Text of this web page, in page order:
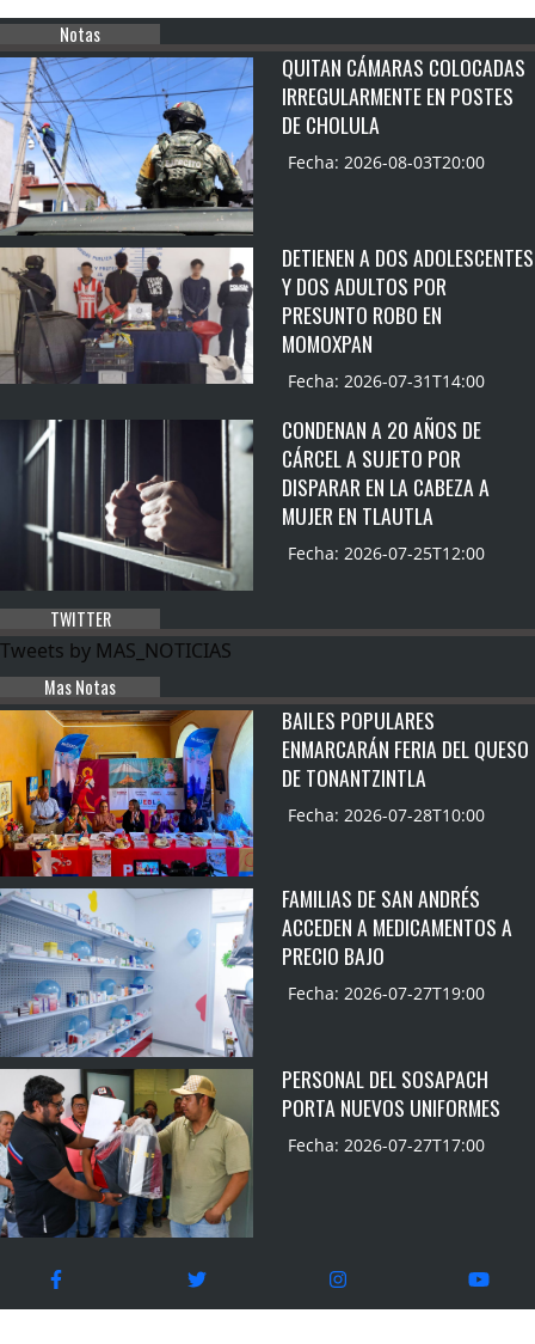
Notas
QUITAN CÁMARAS COLOCADAS
IRREGULARMENTE EN POSTES
DE CHOLULA
Fecha: 2026-08-03T20:00
DETIENEN A DOS ADOLESCENTES
Y DOS ADULTOS POR
PRESUNTO ROBO EN
MOMOXPAN
Fecha: 2026-07-31T14:00
CONDENAN A 20 AÑOS DE
CÁRCEL A SUJETO POR
DISPARAR EN LA CABEZA A
MUJER EN TLAUTLA
Fecha: 2026-07-25T12:00
TWITTER
Tweets by MAS_NOTICIAS
Mas Notas
BAILES POPULARES
ENMARCARÁN FERIA DEL QUESO
DE TONANTZINTLA
Fecha: 2026-07-28T10:00
FAMILIAS DE SAN ANDRÉS
ACCEDEN A MEDICAMENTOS A
PRECIO BAJO
Fecha: 2026-07-27T19:00
PERSONAL DEL SOSAPACH
PORTA NUEVOS UNIFORMES
Fecha: 2026-07-27T17:00